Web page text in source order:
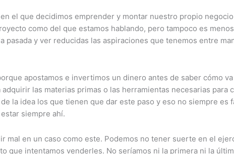
el que decidimos emprender y montar nuestro propio
como del que estamos hablando, pero tampoco es
y ver reducidas las aspiraciones que tenemos entre
apostamos e invertimos un dinero antes de saber cómo
las materias primas o las herramientas necesarias
la idea los que tienen que dar este paso y eso no siempre es
siempre ahí.
mal en un caso como este. Podemos no tener suerte en el
que intentamos venderles. No seríamos ni la primera ni la